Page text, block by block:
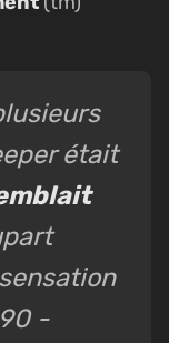
était
-